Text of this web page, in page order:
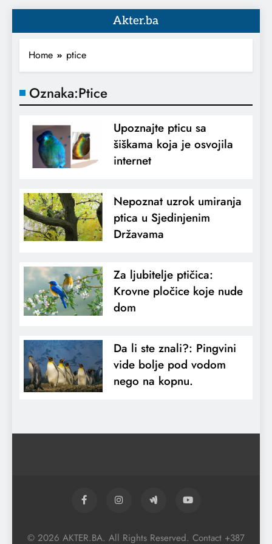
Akter.ba
Home ptice
Oznaka:Ptice
Upoznajte pticu sa
šiškama koja je osvojila
internet
Nepoznat uzrok umiranja
ptica u Sjedinjenim
Državama
Za ljubitelje ptičica:
Krovne pločice koje nude
dom
Da li ste znali?: Pingvini
vide bolje pod vodom
nego na kopnu.
© 2026 AKTER.BA. All Rights Reserved. Contact +387